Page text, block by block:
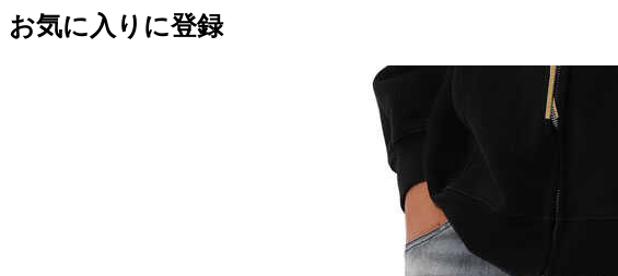
お気に入りに登録